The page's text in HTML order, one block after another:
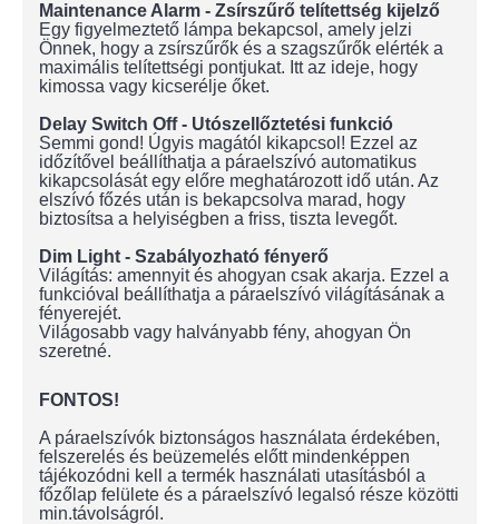
Maintenance Alarm - Zsírszűrő telítettség kijelző
Egy figyelmeztető lámpa bekapcsol, amely jelzi
Önnek, hogy a zsírszűrők és a szagszűrők elérték a
maximális telítettségi pontjukat. Itt az ideje, hogy
kimossa vagy kicserélje őket.
Delay Switch Off - Utószellőztetési funkció
Semmi gond! Úgyis magától kikapcsol! Ezzel az
időzítővel beállíthatja a páraelszívó automatikus
kikapcsolását egy előre meghatározott idő után. Az
elszívó főzés után is bekapcsolva marad, hogy
biztosítsa a helyiségben a friss, tiszta levegőt.
Dim Light - Szabályozható fényerő
Világítás: amennyit és ahogyan csak akarja. Ezzel a
funkcióval beállíthatja a páraelszívó világításának a
fényerejét.
Világosabb vagy halványabb fény, ahogyan Ön
szeretné.
FONTOS!
A páraelszívók biztonságos használata érdekében,
felszerelés és beüzemelés előtt mindenképpen
tájékozódni kell a termék használati utasításból a
főzőlap felülete és a páraelszívó legalsó része közötti
min.távolságról.